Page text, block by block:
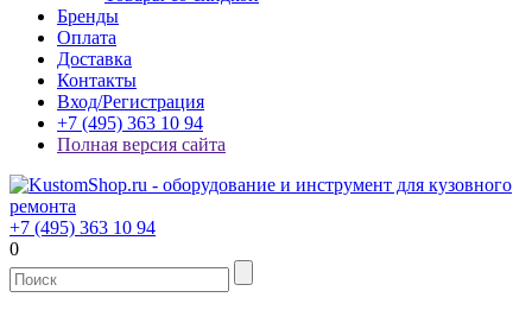
Бренды
Оплата
Доставка
Контакты
Вход/Регистрация
+7 (495) 363 10 94
Полная версия сайта
+7 (495) 363 10 94
0